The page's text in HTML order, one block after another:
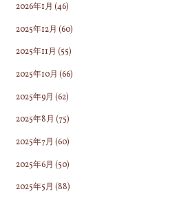
2026年1月 (46)
2025年12月 (60)
2025年11月 (55)
2025年10月 (66)
2025年9月 (62)
2025年8月 (75)
2025年7月 (60)
2025年6月 (50)
2025年5月 (88)